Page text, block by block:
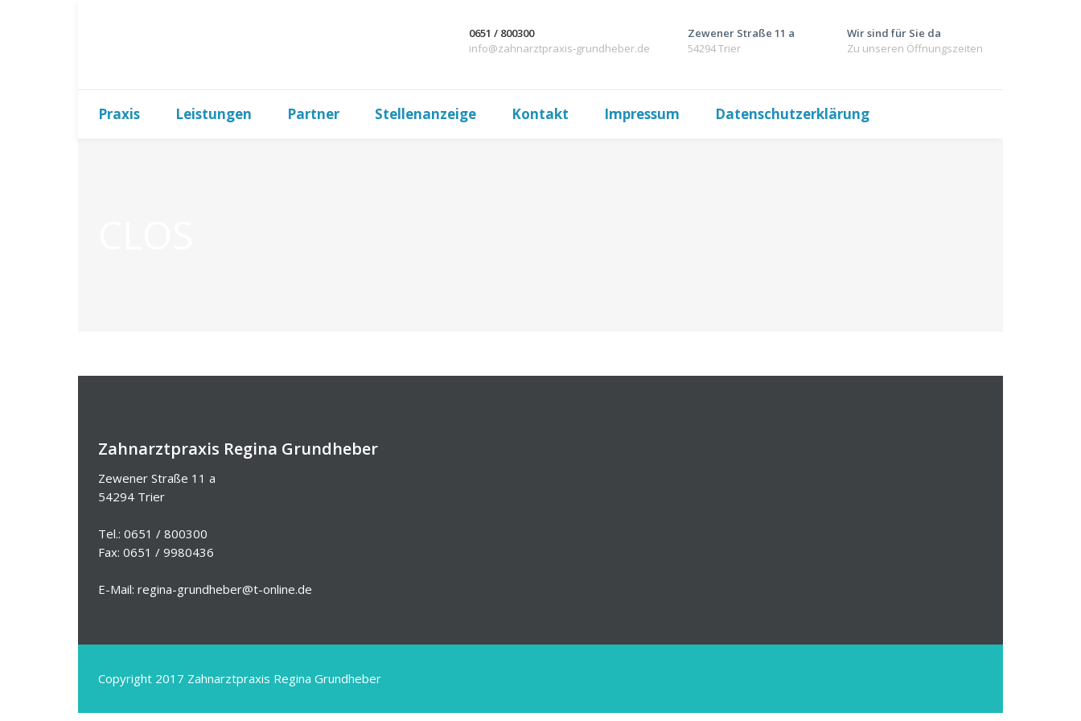
0651 / 800300
info@zahnarztpraxis-grundheber.de
Zewener Straße 11 a
54294 Trier
Wir sind für Sie da
Zu unseren Öffnungszeiten
Praxis Leistungen Partner Stellenanzeige Kontakt Impressum Datenschutzerklärung
Zahnarztpraxis Regina Grundheber
Zewener Straße 11 a
54294 Trier
Tel.: 0651 / 800300
Fax: 0651 / 9980436
E-Mail: regina-grundheber@t-online.de
Copyright 2017 Zahnarztpraxis Regina Grundheber